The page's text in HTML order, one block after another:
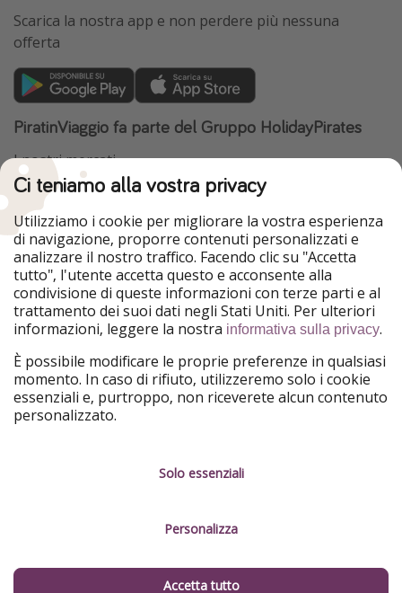
Scarica la nostra app e non perdere più nessuna
offerta
PiratinViaggio fa parte del Gruppo HolidayPirates
I nostri mercati
HolidayPirates
VakantiePiraten
WakacyjniPiraci
Ferienpiraten
Urlaubspiraten
Urlaubspiraten
ViajerosPiratas
TravelPirates
Il nostro gruppo
HolidayPirates Group
Conoscici meglio
Chi siamo
Lavora con noi
Cosa dicono di noi
Informazioni legali
Termini d' Uso
Ci teniamo alla vostra privacy
Utilizziamo i cookie per migliorare la vostra esperienza
di navigazione, proporre contenuti personalizzati e
analizzare il nostro traffico. Facendo clic su "Accetta
tutto", l'utente accetta questo e acconsente alla
condivisione di queste informazioni con terze parti e al
trattamento dei suoi dati negli Stati Uniti. Per ulteriori
informazioni, leggere la nostra informativa sulla privacy.
È possibile modificare le proprie preferenze in qualsiasi
momento. In caso di rifiuto, utilizzeremo solo i cookie
essenziali e, purtroppo, non riceverete alcun contenuto
personalizzato.
Solo essenziali
Personalizza
Accetta tutto